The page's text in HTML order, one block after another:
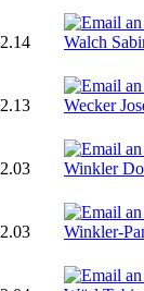
2.14
2.13
2.03
2.03